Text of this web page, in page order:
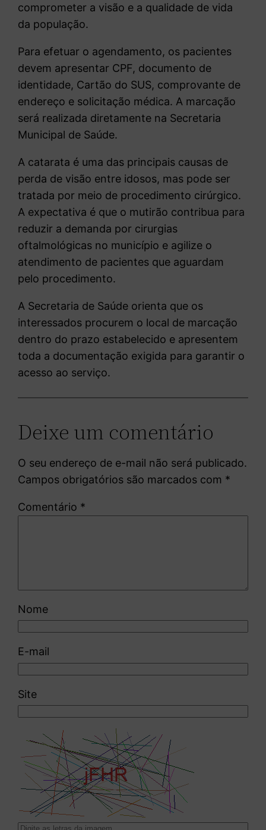
comprometer a visão e a qualidade de vida
da população.
Para efetuar o agendamento, os pacientes
devem apresentar CPF, documento de
identidade, Cartão do SUS, comprovante de
endereço e solicitação médica. A marcação
será realizada diretamente na Secretaria
Municipal de Saúde.
A catarata é uma das principais causas de
perda de visão entre idosos, mas pode ser
tratada por meio de procedimento cirúrgico.
A expectativa é que o mutirão contribua para
reduzir a demanda por cirurgias
oftalmológicas no município e agilize o
atendimento de pacientes que aguardam
pelo procedimento.
A Secretaria de Saúde orienta que os
interessados procurem o local de marcação
dentro do prazo estabelecido e apresentem
toda a documentação exigida para garantir o
acesso ao serviço.
Deixe um comentário
O seu endereço de e-mail não será publicado.
Campos obrigatórios são marcados com *
Comentário *
Nome
E-mail
Site